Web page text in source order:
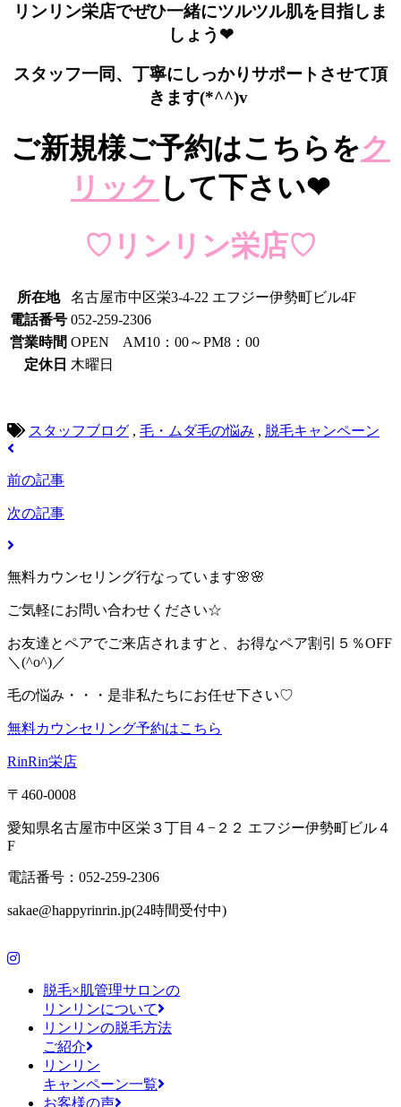
リンリン栄店でぜひ一緒にツルツル肌を目指しま
しょう❤
スタッフ一同、丁寧にしっかりサポートさせて頂
きます(*^^)v
ご新規様ご予約はこちらをク
リック して下さい❤
♡リンリン栄店♡
所在地
名古屋市中区栄3-4-22 エフジー伊勢町ビル4F
電話番号 052-259-2306
営業時間 OPEN AM10：00～PM8：00
定休日 木曜日
スタッフブログ , 毛・ムダ毛の悩み , 脱毛キャンペーン
前の記事
次の記事
無料カウンセリング行なっています🌸🌸
ご気軽にお問い合わせください☆
お友達とペアでご来店されますと、お得なペア割引５％OFF
＼(^o^)／
毛の悩み・・・是非私たちにお任せ下さい♡
無料カウンセリング予約はこちら
RinRin栄店
〒460-0008
愛知県名古屋市中区栄３丁目４−２２ エフジー伊勢町ビル４
F
電話番号：052-259-2306
sakae@happyrinrin.jp(24時間受付中)
脱毛×肌管理サロンの
リンリンについて
リンリンの脱毛方法
ご紹介
リンリン
キャンペーン一覧
お客様の声